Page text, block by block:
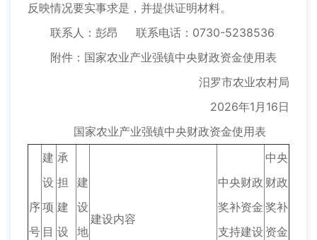
反映情况要实事求是，并提供证明材料。
联系人：彭昂 联系电话：0730-5238536
附件：国家农业产业强镇中央财政资金使用表
汨罗市农业农村局
2026年1月16日
国家农业产业强镇中央财政资金使用表
序
号
建
设
项
目
承
担
建
设
建
设
地
建设内容
中央财政
奖补资金
支持建设
中央
财政
奖补
资金